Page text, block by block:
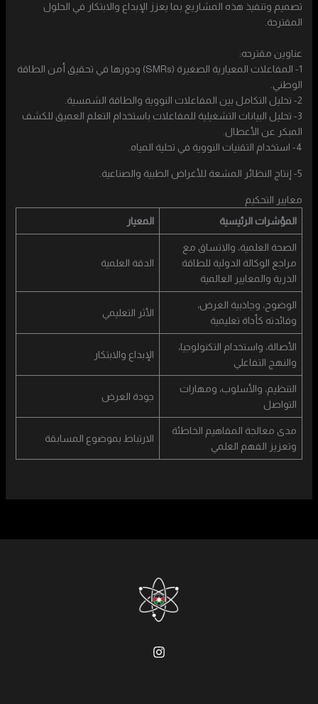
تصميم وتنفيذ هذه المشاريع بما يعزز الإبداع والابتكار في الحلول
المقترحة.
عناوين مقترحه:
1- المفاعلات المعيارية الصغيرة (SMRs) ودورها في تحقيق أمن الطاقة
الوطني.
2- تحليل التكامل بين المفاعلات النووية والطاقة الشمسية.
3- تحليل البيانات التشغيلية للمفاعلات باستخدام التعلم العميق للكشف
المبكر عن الأعطال.
4- استخدام التقنيات النووية في تحلية المياه.
5- إنتاج النظائر المشعة للأغراض الطبية والصناعية.
معايير التحكيم
المؤشرات الرئيسية
المعيار
الصحة العلمية، والاتساق مع
مراجع الوكالة الدولية للطاقة
الذرية والمعايير العالمية
الدقة العلمية
الوضوح، وجاذبية العرض،
وفائدته كأداة تعليمية
الأثر التعليمي
الأصالة، واستخدام التكنولوجيا،
والنهج التفاعلي
الإبداع والابتكار
التنظيم، والأسلوب، ومهارات
التواصل
جودة العرض
مدى معالجة المفاهيم الخاطئة
وتعزيز الفهم العلمي
الارتباط بموضوع المسابقة